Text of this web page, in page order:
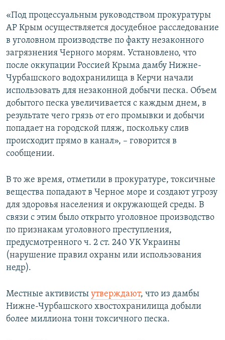
«Под процессуальным руководством прокуратуры
АР Крым осуществляется досудебное расследование
в уголовном производстве по факту незаконного
загрязнения Черного морям. Установлено, что
после оккупации Россией Крыма дамбу Нижне-
Чурбашского водохранилища в Керчи начали
использовать для незаконной добычи песка. Объем
добытого песка увеличивается с каждым днем, в
результате чего грязь от его промывки и добычи
попадает на городской пляж, поскольку слив
происходит прямо в канал», – говорится в
сообщении.
В то же время, отметили в прокуратуре, токсичные
вещества попадают в Черное море и создают угрозу
для здоровья населения и окружающей среды. В
связи с этим было открыто уголовное производство
по признакам уголовного преступления,
предусмотренного ч. 2 ст. 240 УК Украины
(нарушение правил охраны или использования
недр).
Местные активисты утверждают, что из дамбы
Нижне-Чурбашского хвостохранилища добыли
более миллиона тонн токсичного песка.